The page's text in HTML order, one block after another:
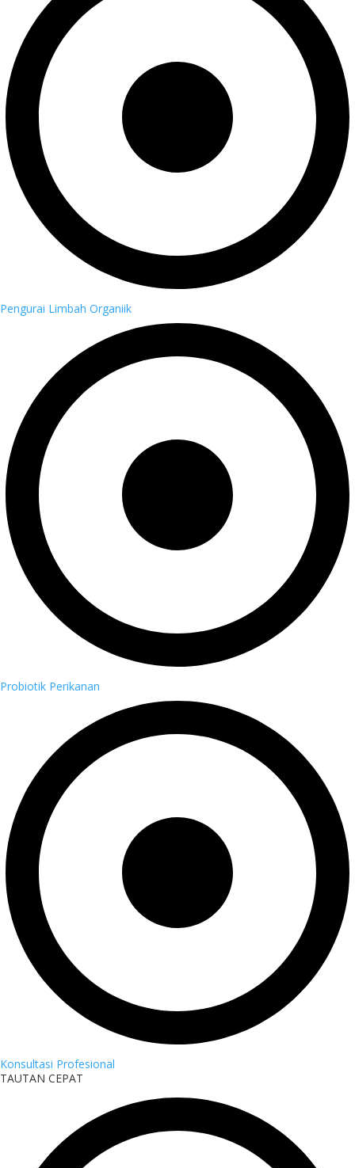
Pengurai Limbah Organiik
Probiotik Perikanan
Konsultasi Profesional
TAUTAN CEPAT